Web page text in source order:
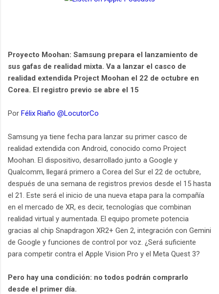
Proyecto Moohan: Samsung prepara el lanzamiento de
sus gafas de realidad mixta. Va a lanzar el casco de
realidad extendida Project Moohan el 22 de octubre en
Corea. El registro previo se abre el 15
Por Félix Riaño @LocutorCo
Samsung ya tiene fecha para lanzar su primer casco de
realidad extendida con Android, conocido como Project
Moohan. El dispositivo, desarrollado junto a Google y
Qualcomm, llegará primero a Corea del Sur el 22 de octubre,
después de una semana de registros previos desde el 15 hasta
el 21. Este será el inicio de una nueva etapa para la compañía
en el mercado de XR, es decir, tecnologías que combinan
realidad virtual y aumentada. El equipo promete potencia
gracias al chip Snapdragon XR2+ Gen 2, integración con Gemini
de Google y funciones de control por voz. ¿Será suficiente
para competir contra el Apple Vision Pro y el Meta Quest 3?
Pero hay una condición: no todos podrán comprarlo
desde el primer día.